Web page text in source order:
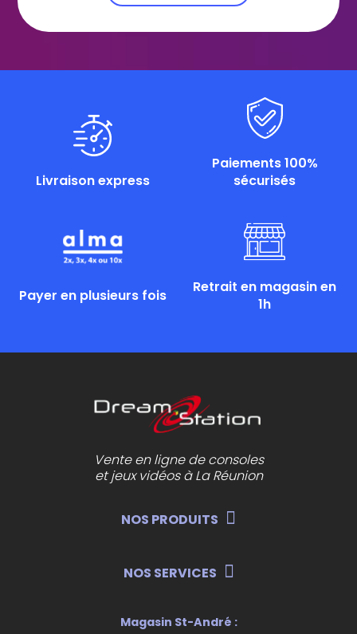
Livraison express
Paiements 100%
sécurisés
Payer en plusieurs fois
Retrait en magasin en
1h
Vente en ligne de consoles
et jeux vidéos à La Réunion
NOS PRODUITS
NOS SERVICES
Magasin St-André :